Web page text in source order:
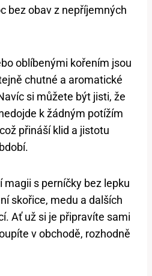
bez obav z nepříjemných
oblíbenými kořením jsou
chutné a aromatické
si můžete být jisti, že
k žádným potížím
přináší klid a jistotu
magii s perníčky bez lepku
skořice, medu a dalších
Ať už si je připravíte sami
v obchodě, rozhodně